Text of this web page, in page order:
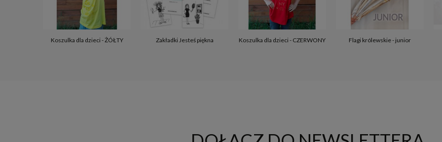
Koszulka dla dzieci - ŻÓŁTY Zakładki Jesteś piękna Koszulka dla dzieci - CZERWONY Flagi królewskie - junior